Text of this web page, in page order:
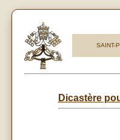
SAINT-
Dicastère